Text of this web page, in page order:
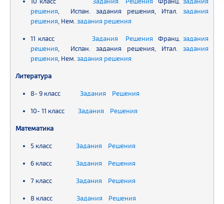
10 класс Задания Решения Франц.задания
решения, Испан. задания решения, Итал. задания
решения, Нем. задания решения
11 класс Задания Решения Франц. задания
решения, Испан. задания решения, Итал. задания
решения, Нем. задания решения
Литература
8- 9 класс Задания Решения
10- 11 класс Задания Решения
Математика
5 класс Задания Решения
6 класс Задания Решения
7 класс Задания Решения
8 класс Задания Решения